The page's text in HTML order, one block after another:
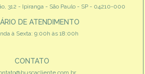
312 - Ipiranga - São Paulo - SP - 04210-000
DE ATENDIMENTO
à Sexta: 9:00h às 18:00h
CONTATO